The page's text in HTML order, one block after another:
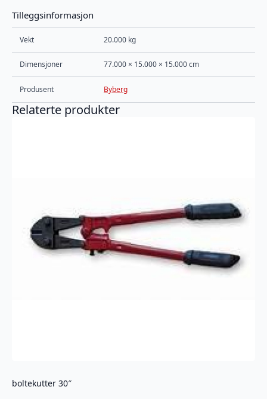
Tilleggsinformasjon
Vekt 20.000 kg
Dimensjoner 77.000 × 15.000 × 15.000 cm
Produsent Byberg
Relaterte produkter
boltekutter 30″